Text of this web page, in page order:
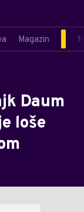
Magazin
Daum
loše